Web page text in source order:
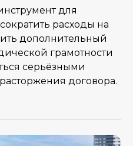
для
расходы на
дополнительный
грамотности
серьёзными
договора.